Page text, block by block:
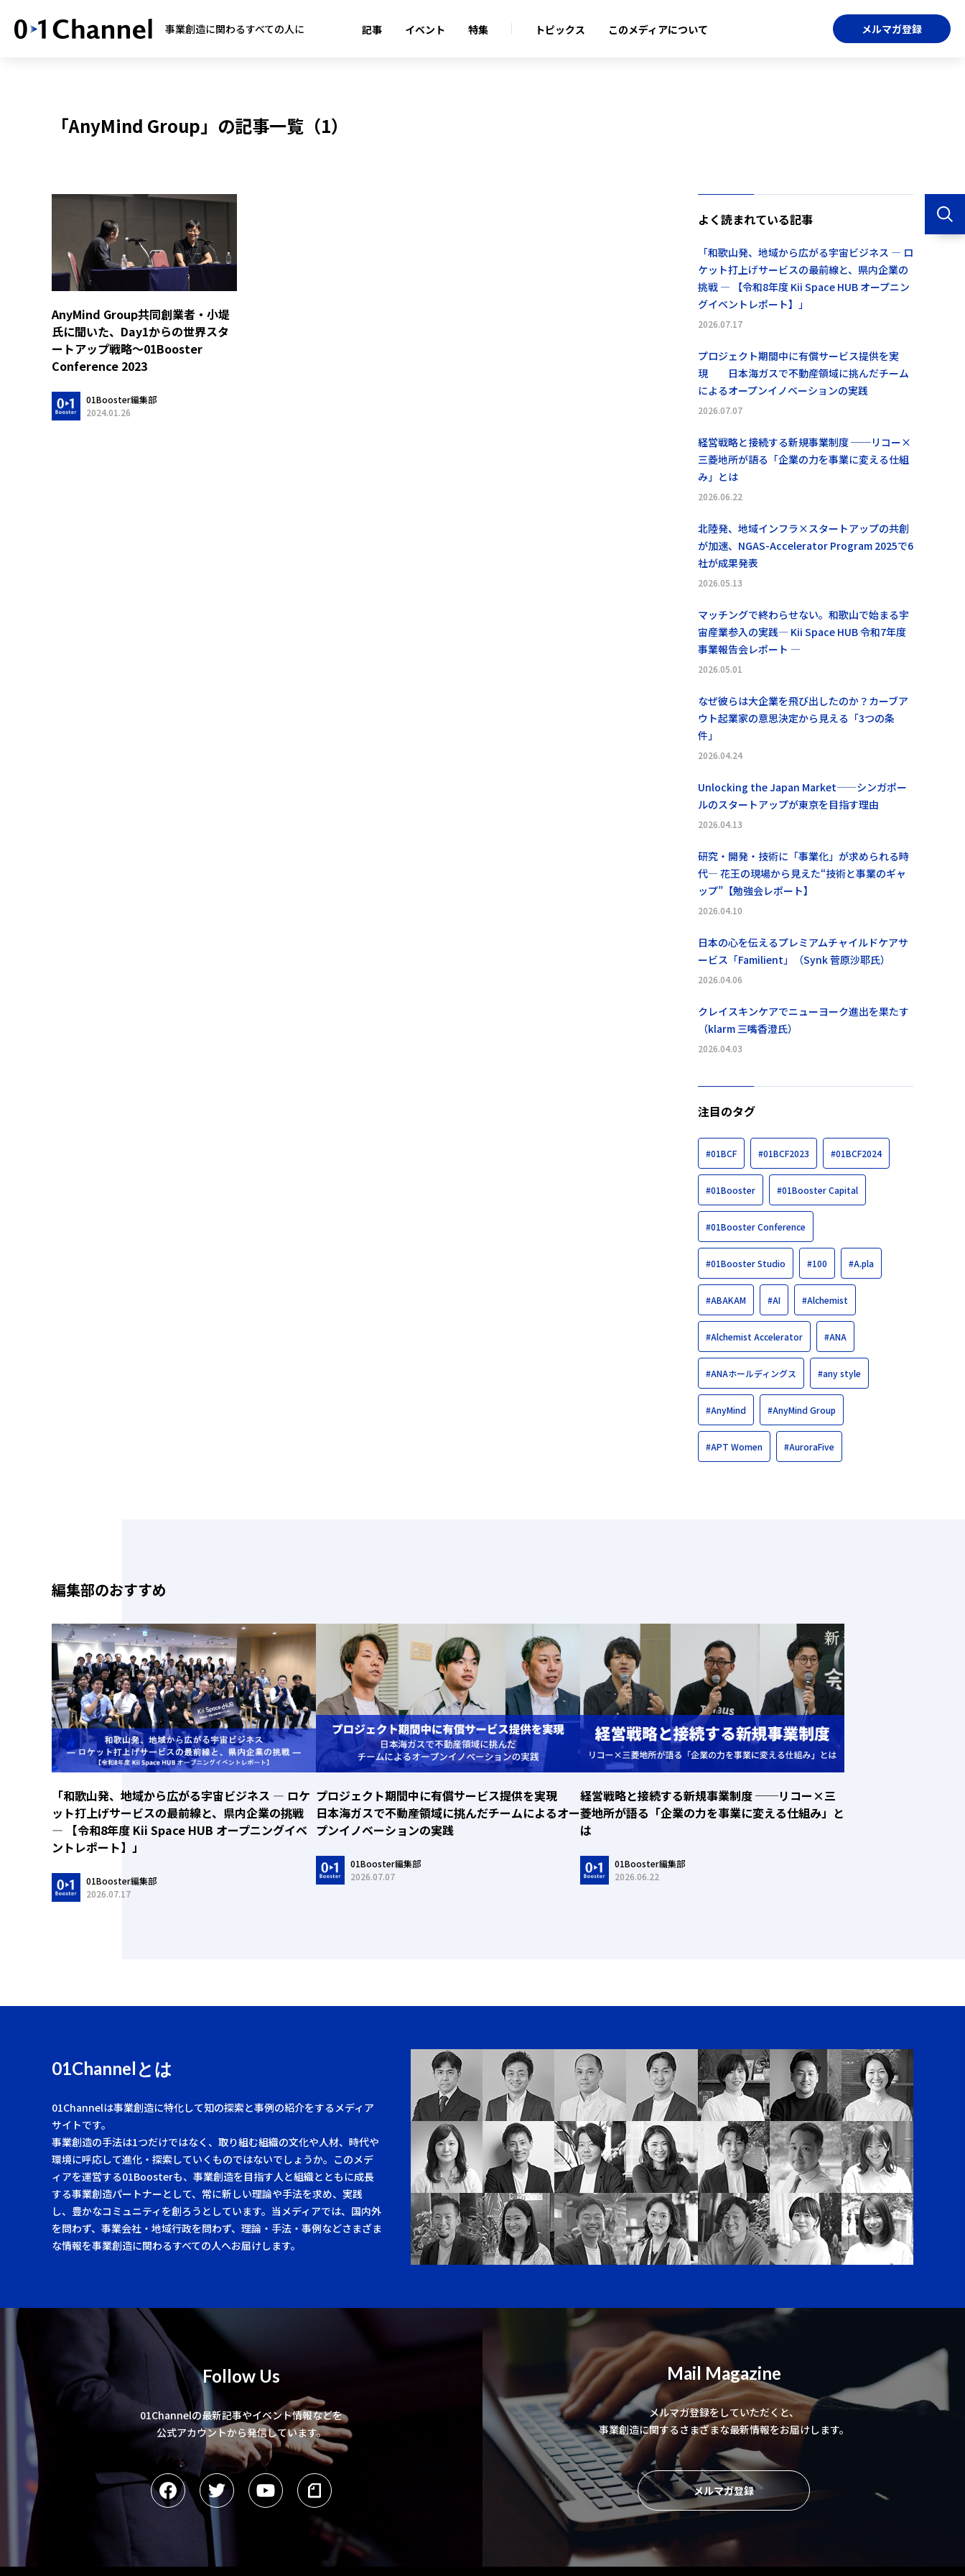
事業創造に関わるすべての人に 記事 イベント 特集 トピックス このメディアについて メルマガ登録
「AnyMind Group」の記事一覧（1）
AnyMind Group共同創業者・小堤
氏に聞いた、Day1からの世界スタ
ートアップ戦略〜01Booster
Conference 2023
01Booster編集部
2024.01.26
よく読まれている記事
「和歌山発、地域から広がる宇宙ビジネス ― ロ
ケット打上げサービスの最前線と、県内企業の
挑戦 ― 【令和8年度 Kii Space HUB オープニン
グイベントレポート】」
2026.07.17
プロジェクト期間中に有償サービス提供を実
現 日本海ガスで不動産領域に挑んだチーム
によるオープンイノベーションの実践
2026.07.07
経営戦略と接続する新規事業制度 ──リコー×
三菱地所が語る「企業の力を事業に変える仕組
み」とは
2026.06.22
北陸発、地域インフラ×スタートアップの共創
が加速、NGAS-Accelerator Program 2025で6
社が成果発表
2026.05.13
マッチングで終わらせない。和歌山で始まる宇
宙産業参入の実践― Kii Space HUB 令和7年度
事業報告会レポート ―
2026.05.01
なぜ彼らは大企業を飛び出したのか？カーブア
ウト起業家の意思決定から見える「3つの条
件」
2026.04.24
Unlocking the Japan Market——シンガポー
ルのスタートアップが東京を目指す理由
2026.04.13
研究・開発・技術に「事業化」が求められる時
代― 花王の現場から見えた“技術と事業のギャ
ップ”【勉強会レポート】
2026.04.10
日本の心を伝えるプレミアムチャイルドケアサ
ービス「Familient」（Synk 菅原沙耶氏）
2026.04.06
クレイスキンケアでニューヨーク進出を果たす
（klarm 三嘴香澄氏）
2026.04.03
注目のタグ
#01BCF #01BCF2023 #01BCF2024
#01Booster #01Booster Capital
#01Booster Conference
#01Booster Studio #100 #A.pla
#ABAKAM #AI #Alchemist
#Alchemist Accelerator #ANA
#ANAホールディングス #any style
#AnyMind #AnyMind Group
#APT Women #AuroraFive
編集部のおすすめ
「和歌山発、地域から広がる宇宙ビジネス ― ロケ
ット打上げサービスの最前線と、県内企業の挑戦
― 【令和8年度 Kii Space HUB オープニングイベ
ントレポート】」
01Booster編集部
2026.07.17
プロジェクト期間中に有償サービス提供を実現
日本海ガスで不動産領域に挑んだチームによるオー
プンイノベーションの実践
01Booster編集部
2026.07.07
経営戦略と接続する新規事業制度 ──リコー×三
菱地所が語る「企業の力を事業に変える仕組み」と
は
01Booster編集部
2026.06.22
01Channelとは
01Channelは事業創造に特化して知の探索と事例の紹介をするメディア
サイトです。
事業創造の手法は1つだけではなく、取り組む組織の文化や人材、時代や
環境に呼応して進化・探索していくものではないでしょうか。このメデ
ィアを運営する01Boosterも、事業創造を目指す人と組織とともに成長
する事業創造パートナーとして、常に新しい理論や手法を求め、実践
し、豊かなコミュニティを創ろうとしています。当メディアでは、国内外
を問わず、事業会社・地域行政を問わず、理論・手法・事例などさまざま
な情報を事業創造に関わるすべての人へお届けします。
Follow Us
01Channelの最新記事やイベント情報などを
公式アカウントから発信しています。
Mail Magazine
メルマガ登録をしていただくと、
事業創造に関するさまざまな最新情報をお届けします。
メルマガ登録